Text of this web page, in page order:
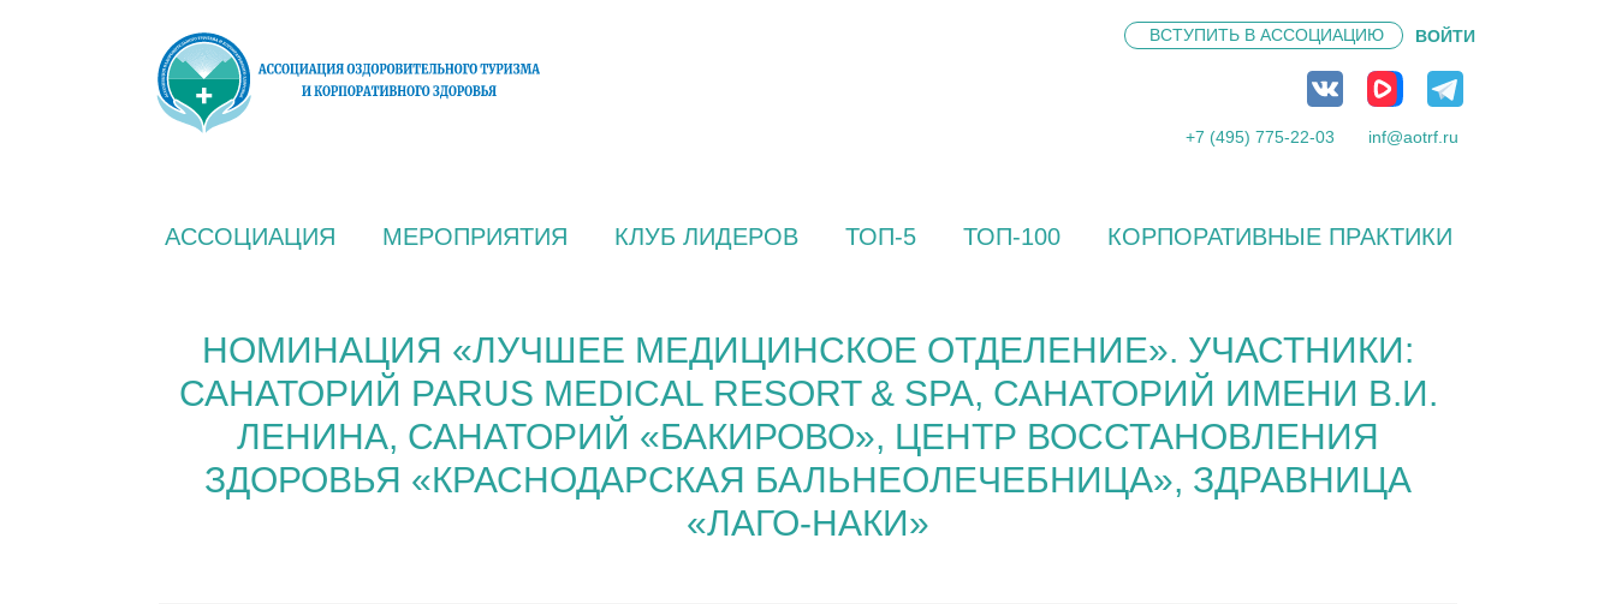
ВСТУПИТЬ В АССОЦИАЦИЮ ВОЙТИ
+7 (495) 775-22-03 inf@aotrf.ru
АССОЦИАЦИЯ МЕРОПРИЯТИЯ КЛУБ ЛИДЕРОВ ТОП-5 ТОП-100 КОРПОРАТИВНЫЕ ПРАКТИКИ
НОМИНАЦИЯ «ЛУЧШЕЕ МЕДИЦИНСКОЕ ОТДЕЛЕНИЕ». УЧАСТНИКИ:
САНАТОРИЙ PARUS MEDICAL RESORT & SPA, САНАТОРИЙ ИМЕНИ В.И.
ЛЕНИНА, САНАТОРИЙ «БАКИРОВО», ЦЕНТР ВОССТАНОВЛЕНИЯ
ЗДОРОВЬЯ «КРАСНОДАРСКАЯ БАЛЬНЕОЛЕЧЕБНИЦА», ЗДРАВНИЦА
«ЛАГО-НАКИ»